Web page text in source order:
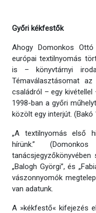
Győri kékfestők
Ahogy Domonkos
európai textilnyomás
is – könyvtárnyi
Témaválasztásomat
családról – egy kivétellel
1998-ban a győri
közölt egy interjút. (Bakó
„A textilnyomás első
hírünk.”
„Balogh Györgi”, és
vászonnyomók
van adatunk.
A »kékfestő« kifejezés